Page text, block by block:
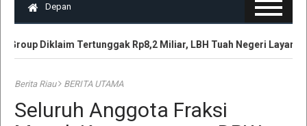
Depan
Diklaim Tertunggak Rp8,2 Miliar, LBH Tuah Negeri
Berita Riau BERITA UTAMA
Seluruh Anggota Fraksi